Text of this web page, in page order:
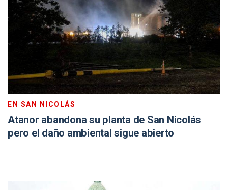
EN SAN NICOLÁS
Atanor abandona su planta de San Nicolás
pero el daño ambiental sigue abierto